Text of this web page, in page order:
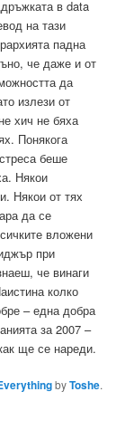
в data
на тази
падна
че даже и от
да
излези от
хич не бяха
Понякога
беше
Някои
Някои от тях
да се
вложени
при
че винаги
колко
– една добра
за 2007 –
ще се нареди.
byToshe.